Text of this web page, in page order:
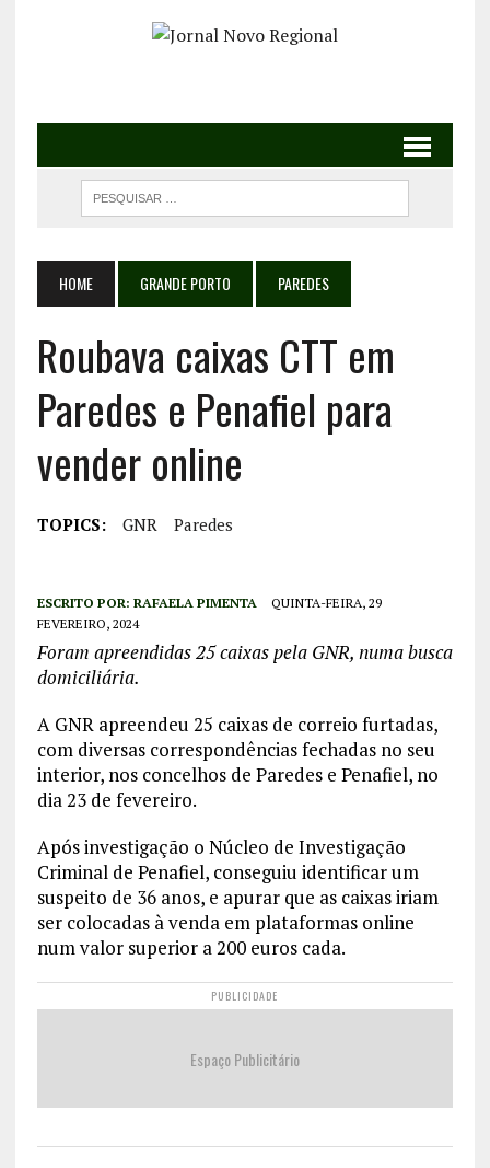
HOME GRANDE PORTO PAREDES
Roubava caixas CTT em
Paredes e Penafiel para
vender online
TOPICS: GNR Paredes
ESCRITO POR: RAFAELA PIMENTA
QUINTA-FEIRA, 29
FEVEREIRO, 2024
Foram apreendidas 25 caixas pela GNR, numa busca
domiciliária.
A GNR apreendeu 25 caixas de correio furtadas,
com diversas correspondências fechadas no seu
interior, nos concelhos de Paredes e Penafiel, no
dia 23 de fevereiro.
Após investigação o Núcleo de Investigação
Criminal de Penafiel, conseguiu identificar um
suspeito de 36 anos, e apurar que as caixas iriam
ser colocadas à venda em plataformas online
num valor superior a 200 euros cada.
PUBLICIDADE
Espaço Publicitário